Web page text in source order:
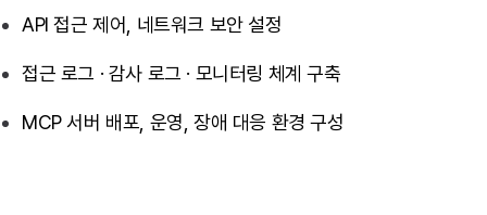
API 접근 제어, 네트워크 보안 설정
접근 로그 · 감사 로그 · 모니터링 체계 구축
MCP 서버 배포, 운영, 장애 대응 환경 구성